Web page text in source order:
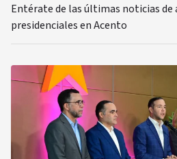
Entérate de las últimas noticias de
presidenciales en Acento